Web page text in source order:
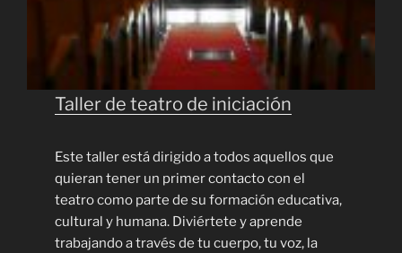
Taller de teatro de iniciación
Este taller está dirigido a todos aquellos que
quieran tener un primer contacto con el
teatro como parte de su formación educativa,
cultural y humana. Diviértete y aprende
trabajando a través de tu cuerpo, tu voz, la